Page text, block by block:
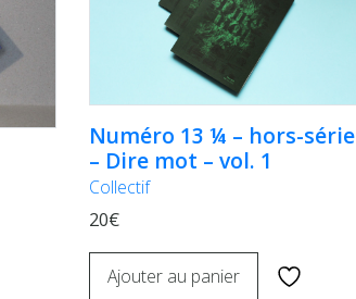
Numéro 13 ¼ – hors-série
– Dire mot – vol. 1
Collectif
20€
Ajouter au panier